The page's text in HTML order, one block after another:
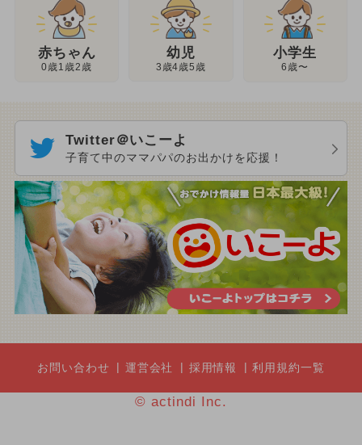
赤ちゃん
0歳1歳2歳
幼児
3歳4歳5歳
小学生
6歳〜
Twitter＠いこーよ
子育て中のママパパのお出かけを応援！
お問い合わせ 運営会社 採用情報 利用規約一覧
© actindi Inc.